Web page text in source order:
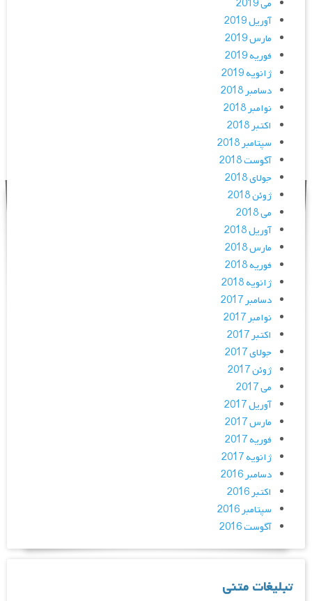
می 2019
آوریل 2019
مارس 2019
فوریه 2019
ژانویه 2019
دسامبر 2018
نوامبر 2018
اکتبر 2018
سپتامبر 2018
آگوست 2018
جولای 2018
ژوئن 2018
می 2018
آوریل 2018
مارس 2018
فوریه 2018
ژانویه 2018
دسامبر 2017
نوامبر 2017
اکتبر 2017
جولای 2017
ژوئن 2017
می 2017
آوریل 2017
مارس 2017
فوریه 2017
ژانویه 2017
دسامبر 2016
اکتبر 2016
سپتامبر 2016
آگوست 2016
تبلیغات متنی